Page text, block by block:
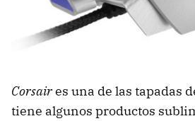
Corsaires una de las tapadas
tiene algunos productos